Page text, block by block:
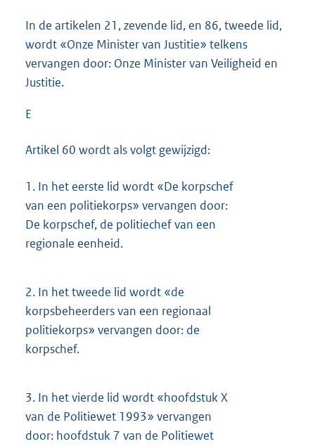
In de artikelen 21, zevende lid, en 86, tweede lid,
wordt «Onze Minister van Justitie» telkens
vervangen door: Onze Minister van Veiligheid en
Justitie.
E
Artikel 60 wordt als volgt gewijzigd:
1. In het eerste lid wordt «De korpschef
van een politiekorps» vervangen door:
De korpschef, de politiechef van een
regionale eenheid.
2. In het tweede lid wordt «de
korpsbeheerders van een regionaal
politiekorps» vervangen door: de
korpschef.
3. In het vierde lid wordt «hoofdstuk X
van de Politiewet 1993» vervangen
door: hoofdstuk 7 van de Politiewet